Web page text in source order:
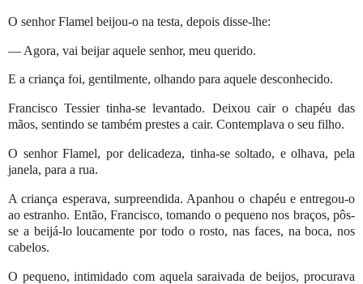
O senhor Flamel beijou-o na testa, depois disse-lhe:
— Agora, vai beijar aquele senhor, meu querido.
E a criança foi, gentilmente, olhando para aquele desconhecido.
Francisco Tessier tinha-se levantado. Deixou cair o chapéu das
mãos, sentindo se também prestes a cair. Contemplava o seu filho.
O senhor Flamel, por delicadeza, tinha-se soltado, e olhava, pela
janela, para a rua.
A criança esperava, surpreendida. Apanhou o chapéu e entregou-o
ao estranho. Então, Francisco, tomando o pequeno nos braços, pôs-
se a beijá-lo loucamente por todo o rosto, nas faces, na boca, nos
cabelos.
O pequeno, intimidado com aquela saraivada de beijos, procurava